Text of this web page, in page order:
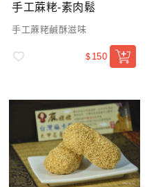
手工蔴粩-素肉鬆
手工蔴粩鹹酥滋味
$ 150